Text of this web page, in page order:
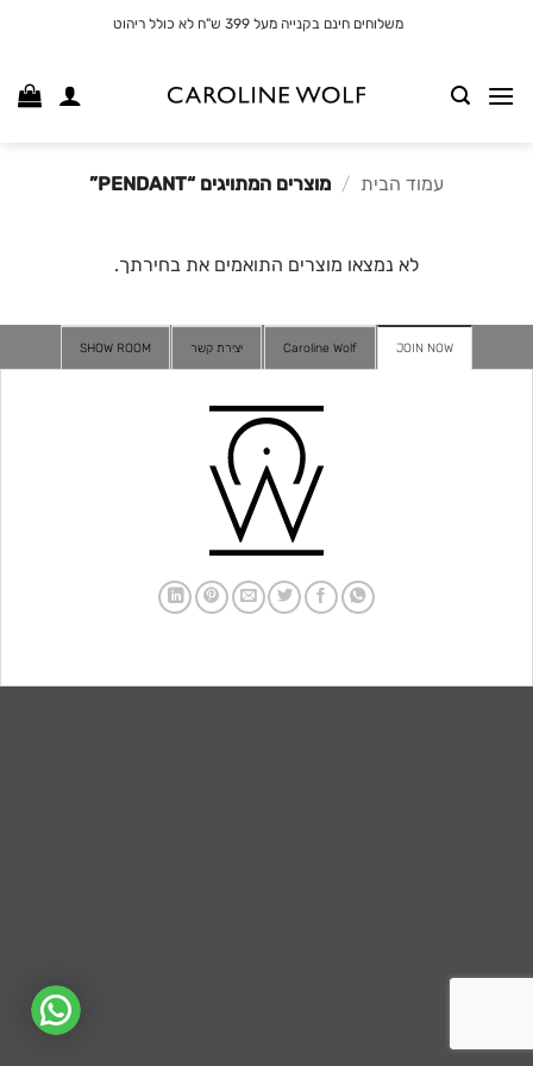
משלוחים חינם בקנייה מעל 399 ש"ח לא כולל ריהוט
עמוד הבית / מוצרים המתויגים “PENDANT”
לא נמצאו מוצרים התואמים את בחירתך.
JOIN NOW
Caroline Wolf יצירת קשר SHOW ROOM